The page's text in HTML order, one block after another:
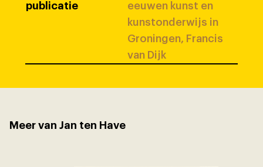
publicatie
eeuwen kunst en
kunstonderwijs in
Groningen, Francis
van Dijk
Meer van Jan ten Have